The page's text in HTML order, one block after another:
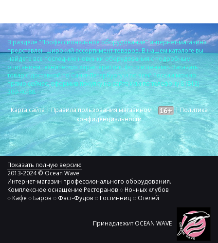
В разделе "Профессиональное оборудование" интернет-магазина
представлен широкий ассортимент товаров. В нашем каталоге вы
найдете все последние новинки оборудования с подробным
описанием технических характеристик, фото и ценами. Заказать
товар с доставкой по Санкт-Петербургу и по всей России можно
прямо сейчас, оформив покупку на сайте или по телефону 8 (812)
309-40-88.
Карта сайта |Правила пользования магазином| |Политика
конфиденциальности
Показать полную версию
2013-2024 © Ocean Wave
Интернет-магазин профессионального оборудования.
Комплексное оснащение Ресторанов ◌ Ночных клубов
◌ Кафе ◌ Баров ◌ Фаст-Фудов ◌ Гостинниц ◌ Отелей
Принадлежит OCEAN WAVE